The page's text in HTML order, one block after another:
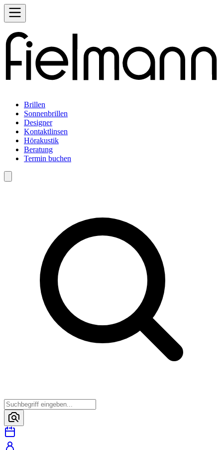
Brillen
Sonnenbrillen
Designer
Kontaktlinsen
Hörakustik
Beratung
Termin buchen